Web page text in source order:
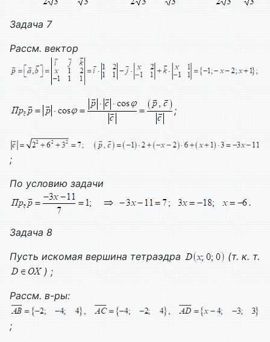
Задача 7
Рассм. вектор
;
;
По условию задачи
.
Задача 8
Пусть искомая вершина тетраэдра
(т. к. т.
) ;
Рассм. в-ры:
;